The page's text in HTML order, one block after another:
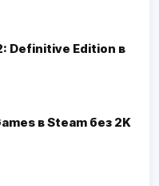
Definitive Edition в
в Steam без 2K